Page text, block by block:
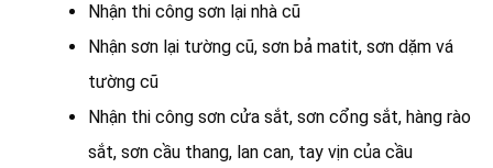
Nhận thi công sơn lại nhà cũ
Nhận sơn lại tường cũ, sơn bả matit, sơn dặm vá
tường cũ
Nhận thi công sơn cửa sắt, sơn cổng sắt, hàng rào
sắt, sơn cầu thang, lan can, tay vịn của cầu